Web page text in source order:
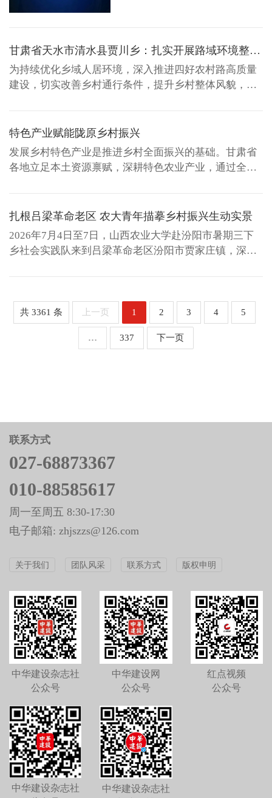
州区钓源古村，游客卢先生用
手机扫描景点旁的讲解二维
码，饶有兴致地听着古建背后
派古建筑的千年古村，借力数
字科技让沉默的...
甘肃省天水市清水县贾川乡：扎实开展路域环境整治 擦亮和美乡村靓丽底色
为持续优化乡域人居环境，深入推进四好农村路高质量
建设，切实改善乡村通行条件，提升乡村整体风貌，贾
治，打造畅、安、舒、美的乡村通行环境，为和美乡村
建设夯实基础、提质赋能。 全域清扫，垃圾杂物全清
零。坚持全域覆...
特色产业赋能陇原乡村振兴
发展乡村特色产业是推进乡村全面振兴的基础。甘肃省
各地立足本土资源禀赋，深耕特色农业产业，通过全链
农之路。眼下，兰州近郊青白石的千亩瓜田迎来成熟
季，新品种白兰瓜即将集中上市。今年兰州市城关区青
白石街道水源村...
扎根吕梁革命老区 农大青年描摹乡村振兴生动实景
2026年7月4日至7日，山西农业大学赴汾阳市暑期三下
乡社会实践队来到吕梁革命老区汾阳市贾家庄镇，深度
展、产业富民、基层善治的鲜活实践。 贾家庄镇是吕梁
革命老区具有典型...
共 3361 条 上一页 1 2 3 4 5
… 337 下一页
联系方式
027-68873367
010-88585617
周一至周五 8:30-17:30
电子邮箱: zhjszzs@126.com
关于我们 团队风采 联系方式 版权申明
中华建设杂志社
公众号
中华建设网
公众号
红点视频
公众号
中华建设杂志社
中华建设杂志社